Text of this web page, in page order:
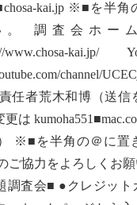
kai.jp ※■を半
。 調査会ホー
kai.jp/
channel/
任者荒木和博（送信
は
※■を半角の＠に置
ご協力をよろしくお
調査会■ ●クレジット